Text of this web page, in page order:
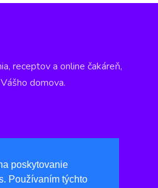
poskytovanie
Používaním týchto
receptov a online čakáreň,
domova.